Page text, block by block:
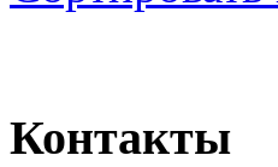
Контакты